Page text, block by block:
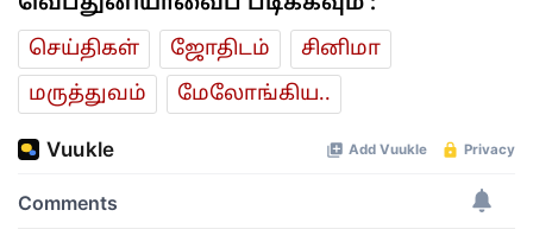
செய்திகள் ஜோ‌திட‌ம்
சினிமா
மரு‌த்துவ‌ம்
மேலோங்கிய..